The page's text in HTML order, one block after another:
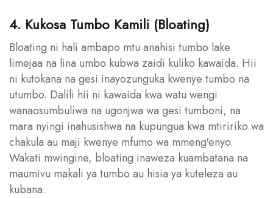
4. Kukosa Tumbo Kamili (Bloating)
Bloating ni hali ambapo mtu anahisi tumbo lake
limejaa na lina umbo kubwa zaidi kuliko kawaida. Hii
ni kutokana na gesi inayozunguka kwenye tumbo na
utumbo. Dalili hii ni kawaida kwa watu wengi
wanaosumbuliwa na ugonjwa wa gesi tumboni, na
mara nyingi inahusishwa na kupungua kwa mtiririko wa
chakula au maji kwenye mfumo wa mmeng'enyo.
Wakati mwingine, bloating inaweza kuambatana na
maumivu makali ya tumbo au hisia ya kuteleza au
kubana.